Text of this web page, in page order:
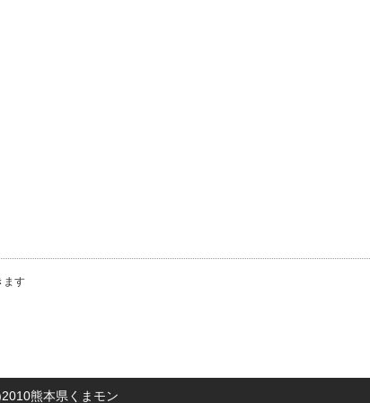
ます
熊本県くまモン